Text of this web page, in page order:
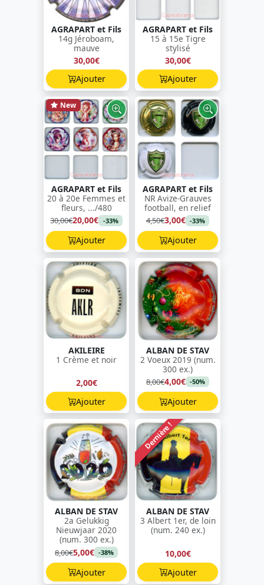
AGRAPART et Fils
14g Jéroboam,
mauve
30,00€
Ajouter
AGRAPART et Fils
15 à 15e Tigre
stylisé
30,00€
Ajouter
New
AGRAPART et Fils
20 à 20e Femmes et
fleurs, .../480
30,00€20,00€ -33%
Ajouter
AGRAPART et Fils
NR Avize-Grauves
football, en relief
4,50€3,00€ -33%
Ajouter
AKILEIRE
1 Crème et noir
2,00€
Ajouter
ALBAN DE STAV
2 Voeux 2019 (num.
300 ex.)
8,00€4,00€ -50%
Ajouter
ALBAN DE STAV
2a Gelukkig
Nieuwjaar 2020
(num. 300 ex.)
8,00€5,00€ -38%
Ajouter
Dernière !
ALBAN DE STAV
3 Albert 1er, de loin
(num. 240 ex.)
10,00€
Ajouter